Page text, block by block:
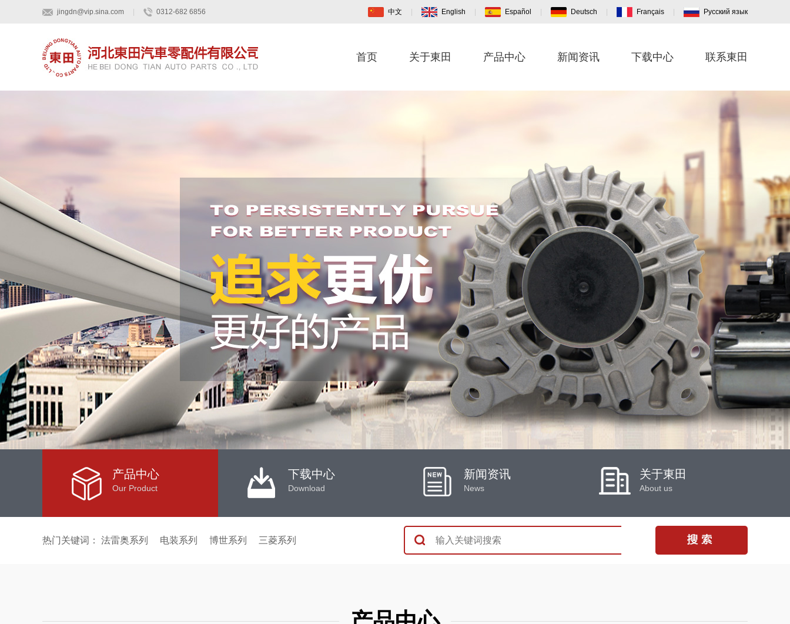
中文 English Español Deutsch Français Pусский язык
jingdn@vip.sina.com 0312-682 6856
联系東田
下载中心
新闻资讯
产品中心
关于東田
首页
产品中心
Our Product
下载中心
Download
新闻资讯
News
关于東田
About us
热门关键词： 法雷奥系列 电装系列 博世系列 三菱系列